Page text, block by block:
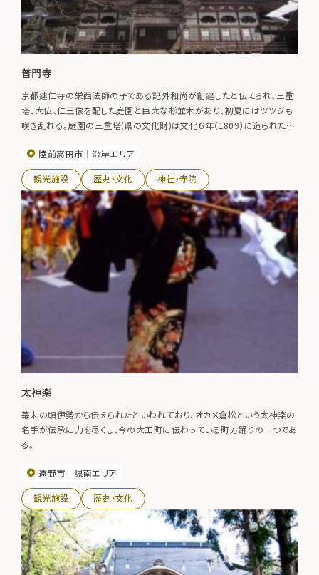
普門寺
京都建仁寺の栄西法師の子である記外和尚が創建したと伝えられ、三重
塔、大仏、仁王像を配した庭園と巨大な杉並木があり、初夏にはツツジも
咲き乱れる。庭園の三重塔(県の文化財)は文化６年（1809）に造られた木
指定天然記念物のサルスベリがある。 ・気仙三十三観音二十九番札所 ・
奥州三十三観音二十九番札所
陸前高田市 沿岸エリア
観光施設 歴史・文化 神社・寺院
太神楽
幕末の頃伊勢から伝えられたといわれており、オカメ倉松という太神楽の
名手が伝承に力を尽くし、今の大工町に伝わっている町方踊りの一つであ
る。
遠野市 県南エリア
観光施設 歴史・文化